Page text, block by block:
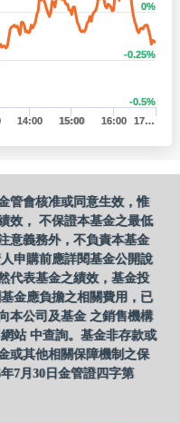
14:00 15:00 16:00 17…
-0.5%
-0.25%
0%
管會核准或同意生效，惟
效， 不保證本基金之最低
意義務外，不負責本基金
申購前應詳閱基金公開說
代表基金之績效，基金投
金應負擔之相關費用，已
本公司及基金 之銷售機構
站 中查詢。基金非存款或
或其他相關保障機制之保
7月30日金管證四字第